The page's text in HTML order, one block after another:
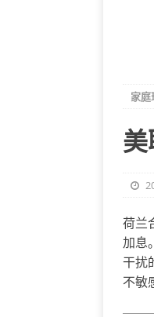
家庭
荷兰
加息
干扰
不敏